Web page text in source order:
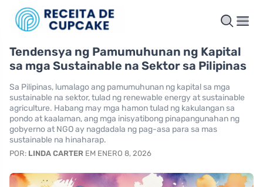
Tendensya ng Pamumuhunan ng Kapital
sa mga Sustainable na Sektor sa Pilipinas
Sa Pilipinas, lumalago ang pamumuhunan ng kapital sa mga
sustainable na sektor, tulad ng renewable energy at sustainable
agriculture. Habang may mga hamon tulad ng kakulangan sa
pondo at kaalaman, ang mga inisyatibong pinapangunahan ng
gobyerno at NGO ay nagdadala ng pag-asa para sa mas
sustainable na hinaharap.
POR: LINDA CARTER EM ENERO 8, 2026